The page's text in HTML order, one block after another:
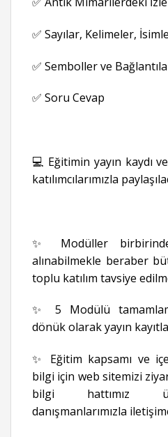
✅ Sayılar, Kelimeler,
✅ Semboller ve
✅ Soru Cevap
💻 Eğitimin yayın kaydı
katılımcılarımızla
✨ Modüller
alınabilmekle beraber
toplu katılım tavsiye
✨ 5 Modülü
dönük olarak yayın
✨ Eğitim kapsamı ve
bilgi için web sitemizi
bilgi hattımız
danışmanlarımızla